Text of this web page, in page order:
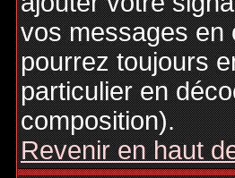
vos messages en
pourrez toujours
particulier en
composition).
Revenir en haut